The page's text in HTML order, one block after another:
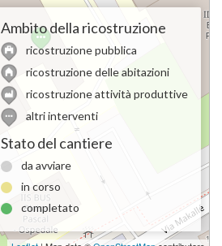
Ambito della ricostruzione
ricostruzione pubblica
ricostruzione delle abitazioni
ricostruzione attività produttive
altri interventi
Stato del cantiere
da avviare
in corso
completato